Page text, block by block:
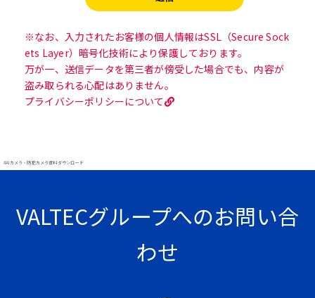
※なお、入力されたお客様の個人情報はSSL（Secure Sock
ets Layer）暗号化技術により保護しております。
万が一、送信データを第三者が傍受した場合でも、内容が
盗み取られる心配はありません。
プライバシーポリシーについて
#AIカメラ・防犯カメラ資料ダウンロード
VALTECグループへのお問い合
わせ